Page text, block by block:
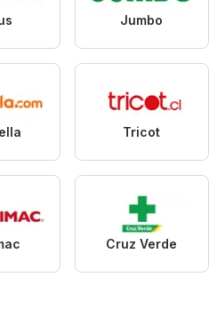
Jumbo
Tricot
Cruz Verde